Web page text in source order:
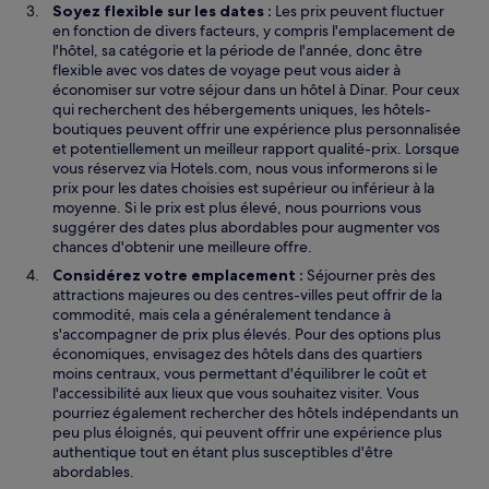
Soyez flexible sur les dates : Les prix peuvent fluctuer
en fonction de divers facteurs, y compris l'emplacement de
l'hôtel, sa catégorie et la période de l'année, donc être
flexible avec vos dates de voyage peut vous aider à
économiser sur votre séjour dans un hôtel à Dinar. Pour ceux
qui recherchent des hébergements uniques, les hôtels-
boutiques peuvent offrir une expérience plus personnalisée
et potentiellement un meilleur rapport qualité-prix. Lorsque
vous réservez via Hotels.com, nous vous informerons si le
prix pour les dates choisies est supérieur ou inférieur à la
moyenne. Si le prix est plus élevé, nous pourrions vous
suggérer des dates plus abordables pour augmenter vos
chances d'obtenir une meilleure offre.
Considérez votre emplacement : Séjourner près des
attractions majeures ou des centres-villes peut offrir de la
commodité, mais cela a généralement tendance à
s'accompagner de prix plus élevés. Pour des options plus
économiques, envisagez des hôtels dans des quartiers
moins centraux, vous permettant d'équilibrer le coût et
l'accessibilité aux lieux que vous souhaitez visiter. Vous
pourriez également rechercher des hôtels indépendants un
peu plus éloignés, qui peuvent offrir une expérience plus
authentique tout en étant plus susceptibles d'être
abordables.